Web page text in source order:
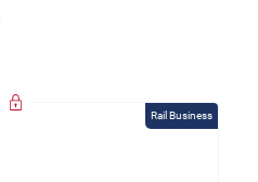
Rail Business